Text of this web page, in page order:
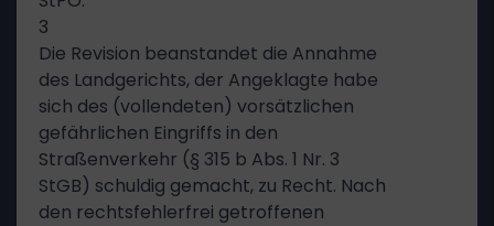
3
Die Revision beanstandet die Annahme
des Landgerichts, der Angeklagte habe
sich des (vollendeten) vorsätzlichen
gefährlichen Eingriffs in den
Straßenverkehr (§ 315 b Abs. 1 Nr. 3
StGB) schuldig gemacht, zu Recht. Nach
den rechtsfehlerfrei getroffenen